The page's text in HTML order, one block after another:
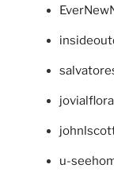
u-